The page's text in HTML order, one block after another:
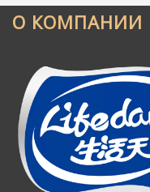
О КОМПАНИИ